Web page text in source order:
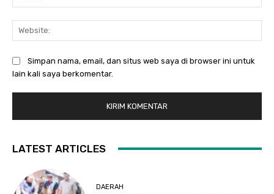
Simpan nama, email, dan situs web saya di browser ini untuk
lain kali saya berkomentar.
LATEST ARTICLES
DAERAH